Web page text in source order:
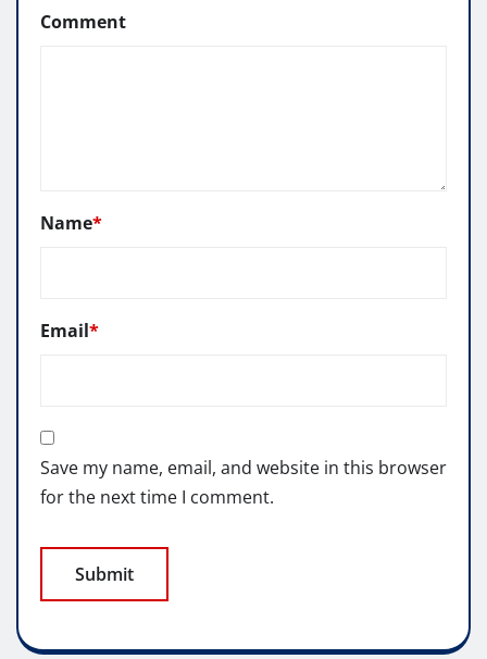
Comment
Name*
Email*
Save my name, email, and website in this browser
for the next time I comment.